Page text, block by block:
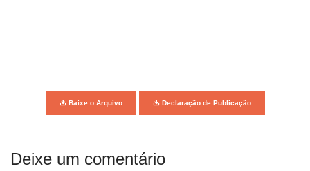
Baixe o Arquivo Declaração de Publicação
Deixe um comentário